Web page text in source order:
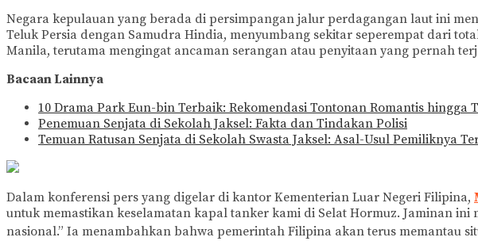
Negara kepulauan yang berada di persimpangan jalur perdagangan laut ini
Teluk Persia dengan Samudra Hindia, menyumbang sekitar seperempat dari
Manila, terutama mengingat ancaman serangan atau penyitaan yang pernah
Bacaan Lainnya
10 Drama Park Eun-bin Terbaik: Rekomendasi Tontonan Romantis hingga
Penemuan Senjata di Sekolah Jaksel: Fakta dan Tindakan Polisi
Temuan Ratusan Senjata di Sekolah Swasta Jaksel: Asal-Usul Pemiliknya
Dalam konferensi pers yang digelar di kantor Kementerian Luar Negeri Filipina,
untuk memastikan keselamatan kapal tanker kami di Selat Hormuz. Jaminan
nasional.” Ia menambahkan bahwa pemerintah Filipina akan terus memantau